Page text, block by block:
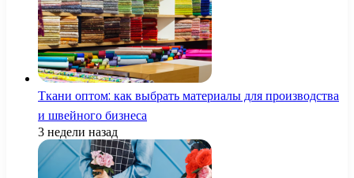
Ткани оптом: как выбрать материалы для производства
и швейного бизнеса
3 недели назад